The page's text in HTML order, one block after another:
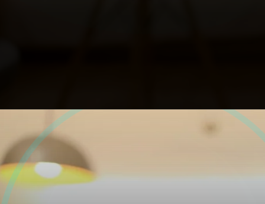
Opening https://profissaohoteleiro.com.br/os-12-banheiros-de-hoteis-mais-luxuosos-do-mundo/